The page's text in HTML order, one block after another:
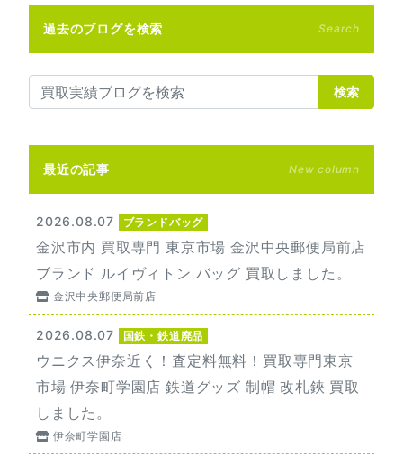
過去のブログを検索 Search
検索
最近の記事 New column
2026.08.07 ブランドバッグ
金沢市内 買取専門 東京市場 金沢中央郵便局前店
ブランド ルイヴィトン バッグ 買取しました。
金沢中央郵便局前店
2026.08.07 国鉄・鉄道廃品
ウニクス伊奈近く！査定料無料！買取専門東京
市場 伊奈町学園店 鉄道グッズ 制帽 改札鋏 買取
しました。
伊奈町学園店